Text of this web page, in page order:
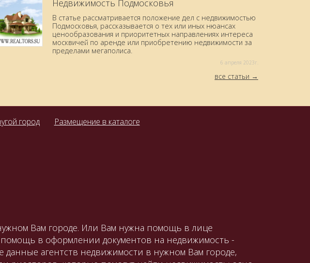
Недвижимость Подмосковья
В статье рассматривается положение дел с недвижимостью
Подмосковья, рассказывается о тех или иных нюансах
ценообразования и приоритетных направлениях интереса
москвичей по аренде или приобретению недвижимости за
пределами мегаполиса.
6 aпреля 2023г.
все статьи
город Размещение в каталоге
Вам городе. Или Вам нужна помощь в лице
в оформлении документов на недвижимость -
данные агентств недвижимости в нужном Вам городе,